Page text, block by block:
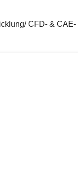
CFD- & CAE-